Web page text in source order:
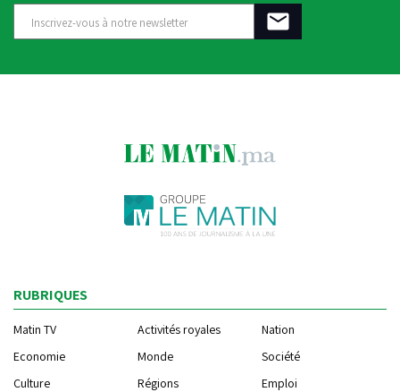
RUBRIQUES
Matin TV Activités royales
Nation
Economie
Monde
Société
Culture
Régions
Emploi